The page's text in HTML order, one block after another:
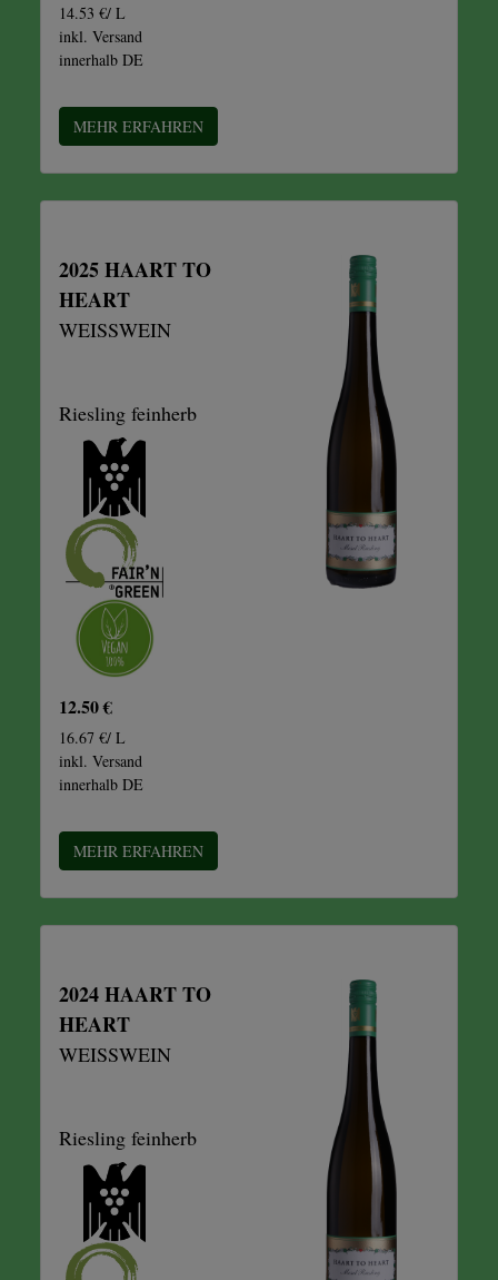
14.53 €/ L
inkl. Versand
innerhalb DE
MEHR ERFAHREN
2025 HAART TO
HEART
WEISSWEIN
Riesling feinherb
12.50 €
16.67 €/ L
inkl. Versand
innerhalb DE
MEHR ERFAHREN
2024 HAART TO
HEART
WEISSWEIN
Riesling feinherb